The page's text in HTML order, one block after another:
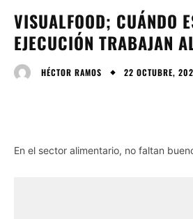
VISUALFOOD; CUÁNDO
EJECUCIÓN TRABAJAN
HÉCTOR RAMOS 22 OCTUBRE,
En el sector alimentario, no faltan